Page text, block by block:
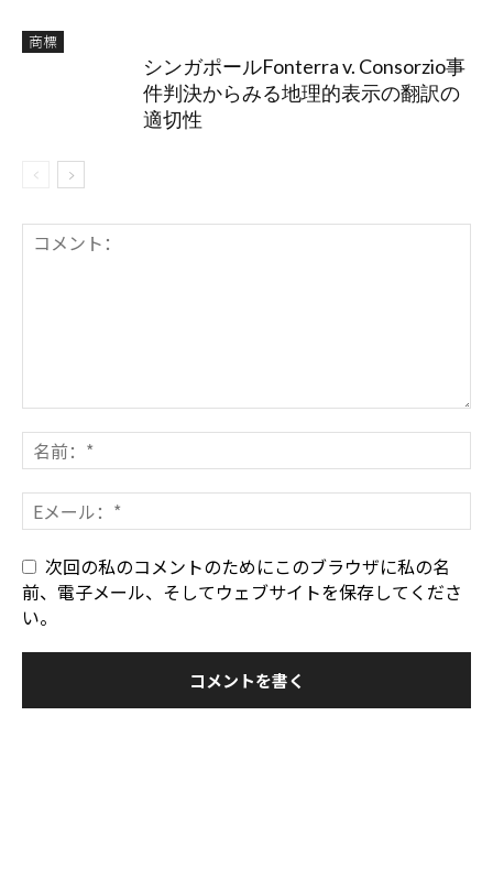
商標
シンガポールFonterra v. Consorzio事
件判決からみる地理的表示の翻訳の
適切性
次回の私のコメントのためにこのブラウザに私の名
前、電子メール、そしてウェブサイトを保存してくださ
い。